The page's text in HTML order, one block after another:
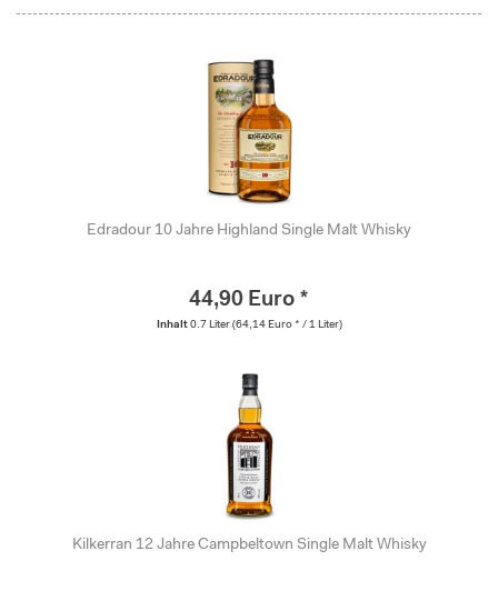
Edradour 10 Jahre Highland Single Malt Whisky
44,90 Euro *
Inhalt 0.7 Liter (64,14 Euro * / 1 Liter)
Kilkerran 12 Jahre Campbeltown Single Malt Whisky